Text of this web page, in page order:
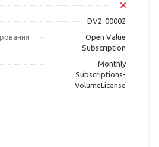
DV2-00002
Open Value
Subscription
Monthly
Subscriptions-
VolumeLicense